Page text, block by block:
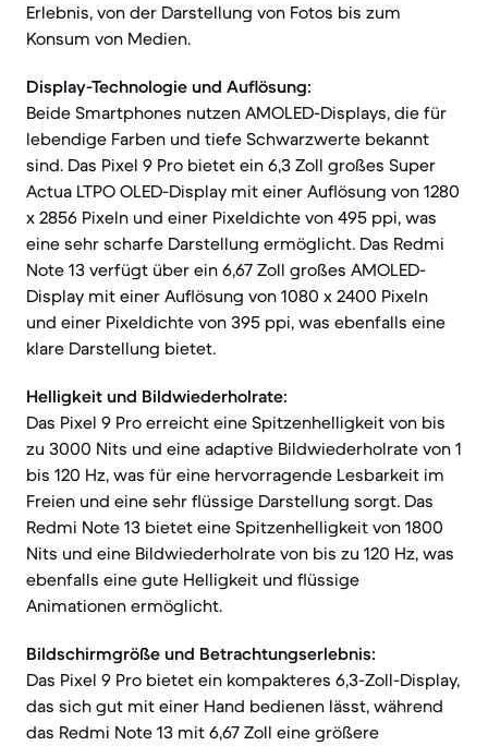
Erlebnis, von der Darstellung von Fotos bis zum
Konsum von Medien.
Display-Technologie und Auflösung:
Beide Smartphones nutzen AMOLED-Displays, die für
lebendige Farben und tiefe Schwarzwerte bekannt
sind. Das Pixel 9 Pro bietet ein 6,3 Zoll großes Super
Actua LTPO OLED-Display mit einer Auflösung von 1280
x 2856 Pixeln und einer Pixeldichte von 495 ppi, was
eine sehr scharfe Darstellung ermöglicht. Das Redmi
Note 13 verfügt über ein 6,67 Zoll großes AMOLED-
Display mit einer Auflösung von 1080 x 2400 Pixeln
und einer Pixeldichte von 395 ppi, was ebenfalls eine
klare Darstellung bietet.
Helligkeit und Bildwiederholrate:
Das Pixel 9 Pro erreicht eine Spitzenhelligkeit von bis
zu 3000 Nits und eine adaptive Bildwiederholrate von 1
bis 120 Hz, was für eine hervorragende Lesbarkeit im
Freien und eine sehr flüssige Darstellung sorgt. Das
Redmi Note 13 bietet eine Spitzenhelligkeit von 1800
Nits und eine Bildwiederholrate von bis zu 120 Hz, was
ebenfalls eine gute Helligkeit und flüssige
Animationen ermöglicht.
Bildschirmgröße und Betrachtungserlebnis:
Das Pixel 9 Pro bietet ein kompakteres 6,3-Zoll-Display,
das sich gut mit einer Hand bedienen lässt, während
das Redmi Note 13 mit 6,67 Zoll eine größere